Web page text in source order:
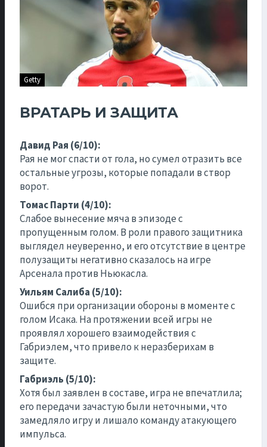
Getty
ВРАТАРЬ И ЗАЩИТА
Давид Рая (6/10):
Рая не мог спасти от гола, но сумел отразить все
остальные угрозы, которые попадали в створ
ворот.
Томас Парти (4/10):
Слабое вынесение мяча в эпизоде с
пропущенным голом. В роли правого защитника
выглядел неуверенно, и его отсутствие в центре
полузащиты негативно сказалось на игре
Арсенала против Ньюкасла.
Уильям Салиба (5/10):
Ошибся при организации обороны в моменте с
голом Исака. На протяжении всей игры не
проявлял хорошего взаимодействия с
Габриэлем, что привело к неразберихам в
защите.
Габриэль (5/10):
Хотя был заявлен в составе, игра не впечатлила;
его передачи зачастую были неточными, что
замедляло игру и лишало команду атакующего
импульса.